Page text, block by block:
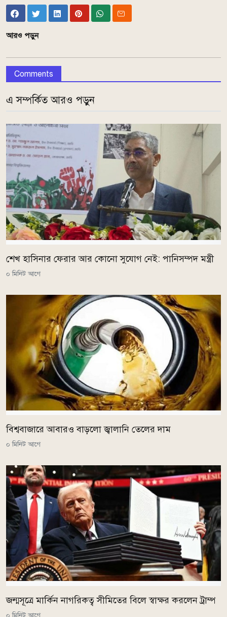
আরও পড়ুন
Comments
এ সম্পর্কিত আরও পড়ুন
শেখ হাসিনার ফেরার আর কোনো সুযোগ নেই: পানিসম্পদ মন্ত্রী
০ মিনিট আগে
বিশ্ববাজারে আবারও বাড়লো জ্বালানি তেলের দাম
০ মিনিট আগে
জন্মসূত্রে মার্কিন নাগরিকত্ব সীমিতের বিলে স্বাক্ষর করলেন ট্রাম্প
০ মিনিট আগে